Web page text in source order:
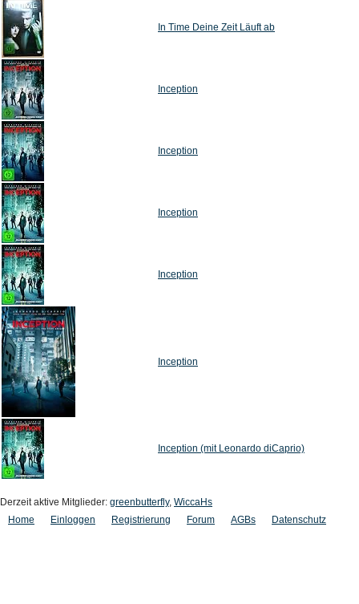
In Time Deine Zeit Läuft ab
Inception
Inception
Inception
Inception
Inception
Inception (mit Leonardo diCaprio)
Derzeit aktive Mitglieder: greenbutterfly, WiccaHs
Home
Einloggen Registrierung Forum AGBs Datenschutz